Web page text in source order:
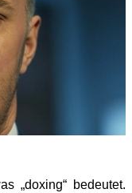
„doxing“ bedeutet.